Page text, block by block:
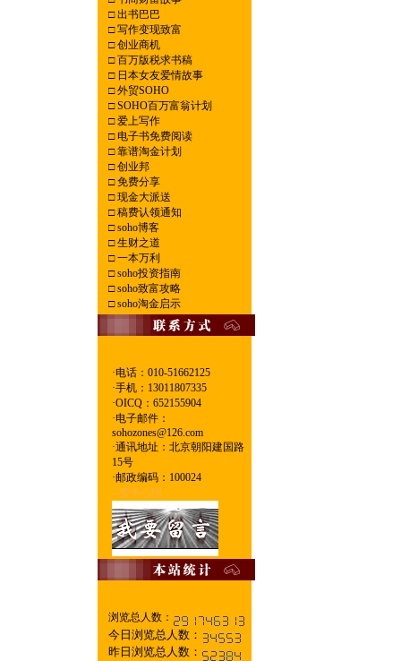
□出书巴巴
□写作变现致富
□创业商机
□百万版税求书稿
□日本女友爱情故事
□外贸SOHO
□SOHO百万富翁计划
□爱上写作
□电子书免费阅读
□靠谱淘金计划
□创业邦
□免费分享
□现金大派送
□稿费认领通知
□soho博客
□生财之道
□一本万利
□soho投资指南
□soho致富攻略
□soho淘金启示
·电话：010-51662125
·手机：13011807335
·OICQ：652155904
·电子邮件：
sohozones@126.com
·通讯地址：北京朝阳建国路
15号
·邮政编码：100024
--管中心理
浏览总人数：
今日浏览总人数：
昨日浏览总人数：